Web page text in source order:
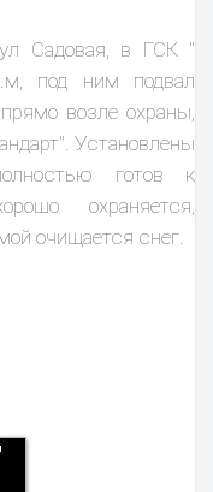
Садовая, в ГСК "
под ним подвал
возле охраны,
Установлены
готов к
охраняется,
очищается снег.